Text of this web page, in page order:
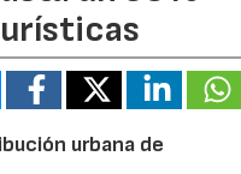
urbana de